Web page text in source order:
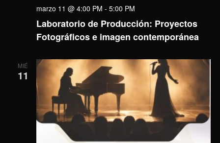
Laboratorio de Producción: Proyectos
Fotográficos e imagen contemporánea
marzo 11 @ 4:00 PM - 5:00 PM
MIÉ
11